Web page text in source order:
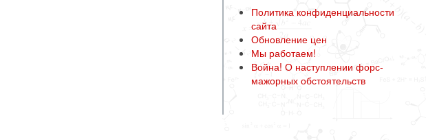
Политика конфиденциальности
сайта
Обновление цен
Мы работаем!
Война! О наступлении форс-
мажорных обстоятельств